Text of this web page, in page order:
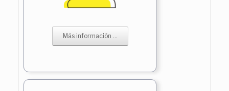
Más información ...